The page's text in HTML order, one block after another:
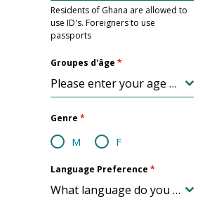
Residents of Ghana are allowed to
use ID's. Foreigners to use
passports
Groupes d'âge*
Please enter your age group
Genre*
M F
Language Preference*
What language do you prefer?